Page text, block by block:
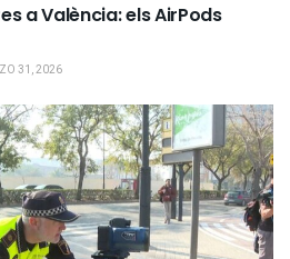
a València: els AirPods
31, 2026